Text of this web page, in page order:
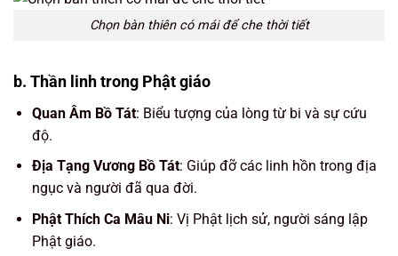
Chọn bàn thiên có mái để che thời tiết
b. Thần linh trong Phật giáo
Quan Âm Bồ Tát: Biểu tượng của lòng từ bi và sự cứu
độ.
Địa Tạng Vương Bồ Tát: Giúp đỡ các linh hồn trong địa
ngục và người đã qua đời.
Phật Thích Ca Mâu Ni: Vị Phật lịch sử, người sáng lập
Phật giáo.